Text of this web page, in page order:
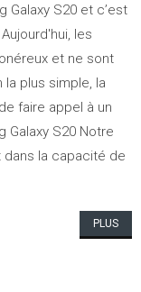
Galaxy S20 et c’est
les
et ne sont
plus simple, la
faire appel à un
Galaxy S20 Notre
la capacité de
PLUS